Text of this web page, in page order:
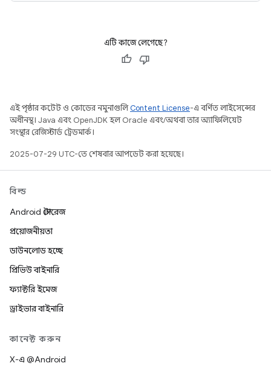
এটি কাজে লেগেছে?
এই পৃষ্ঠার কন্টেন্ট ও কোডের নমুনাগুলিContent License-এ বর্ণিত লাইসেন্সের
অধীনস্থ। Java এবং OpenJDK হল Oracle এবং/অথবা তার অ্যাফিলিয়েট
সংস্থার রেজিস্টার্ড ট্রেডমার্ক।
2025-07-29 UTC-তে শেষবার আপডেট করা হয়েছে।
বিল্ড
Android স্টোরেজ
প্রয়োজনীয়তা
ডাউনলোড হচ্ছে
প্রিভিউ বাইনারি
ফ্যাক্টরি ইমেজ
ড্রাইভার বাইনারি
কানেক্ট করুন
X-এ @Android